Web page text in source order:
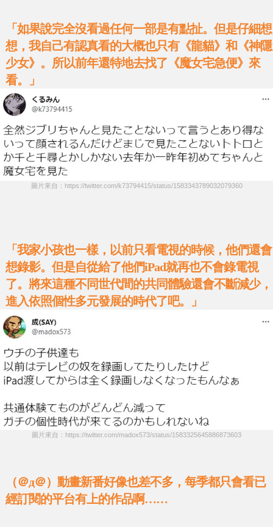
「如果說完全沒看過任何一部是有點扯。但是仔細想
想，我自己有認真看的大概也只有《龍貓》和《神隱
少女》。所以前年還特地去找了《魔女宅急便》來
看。」
圖片來自：https://twitter.com/k73794415/status/1583343789032079360
「我家小孩也一樣，以前只看電視的時候，他們還會
想錄影。但是自從給了他們iPad就再也不會錄電視
了。將來這種不同世代間的共同體驗還會不斷減少，
進入依照個性多元發展的時代了吧。」
圖片來自：https://twitter.com/madox573/status/1583325645886873603
（＠д＠）動畫新番好像也差不多，每季都只會看已
經訂閱的平台有上的作品啊……